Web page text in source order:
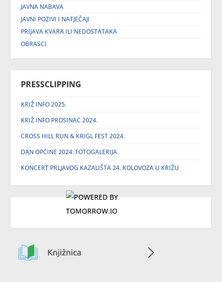
JAVNA NABAVA
JAVNI POZIVI I NATJEČAJI
PRIJAVA KVARA ILI NEDOSTATAKA
OBRASCI
PRESSCLIPPING
KRIŽ INFO 2025.
KRIŽ INFO PROSINAC 2024.
CROSS HILL RUN & KRIGL FEST 2024.
DAN OPĆINE 2024. FOTOGALERIJA
KONCERT PRLJAVOG KAZALIŠTA 24. KOLOVOZA U KRIŽU